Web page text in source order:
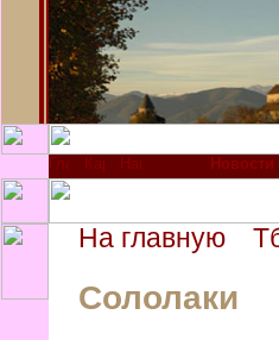
Новости
На главную
Сололаки